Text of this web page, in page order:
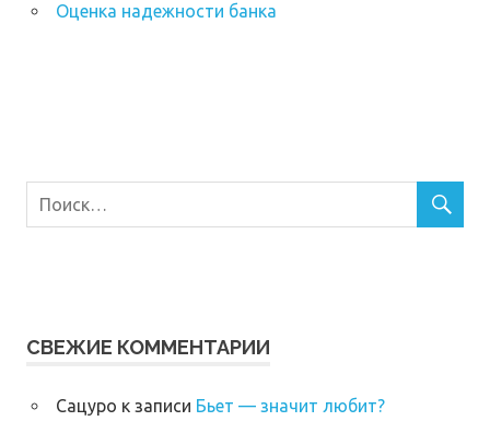
Оценка надежности банка
СВЕЖИЕ КОММЕНТАРИИ
Сацуро к записи Бьет — значит любит?